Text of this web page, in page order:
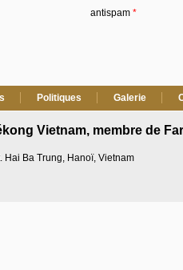
antispam *
Politiques Galerie
Vietnam, membre de
Hai Ba Trung, Hanoï, Vietnam